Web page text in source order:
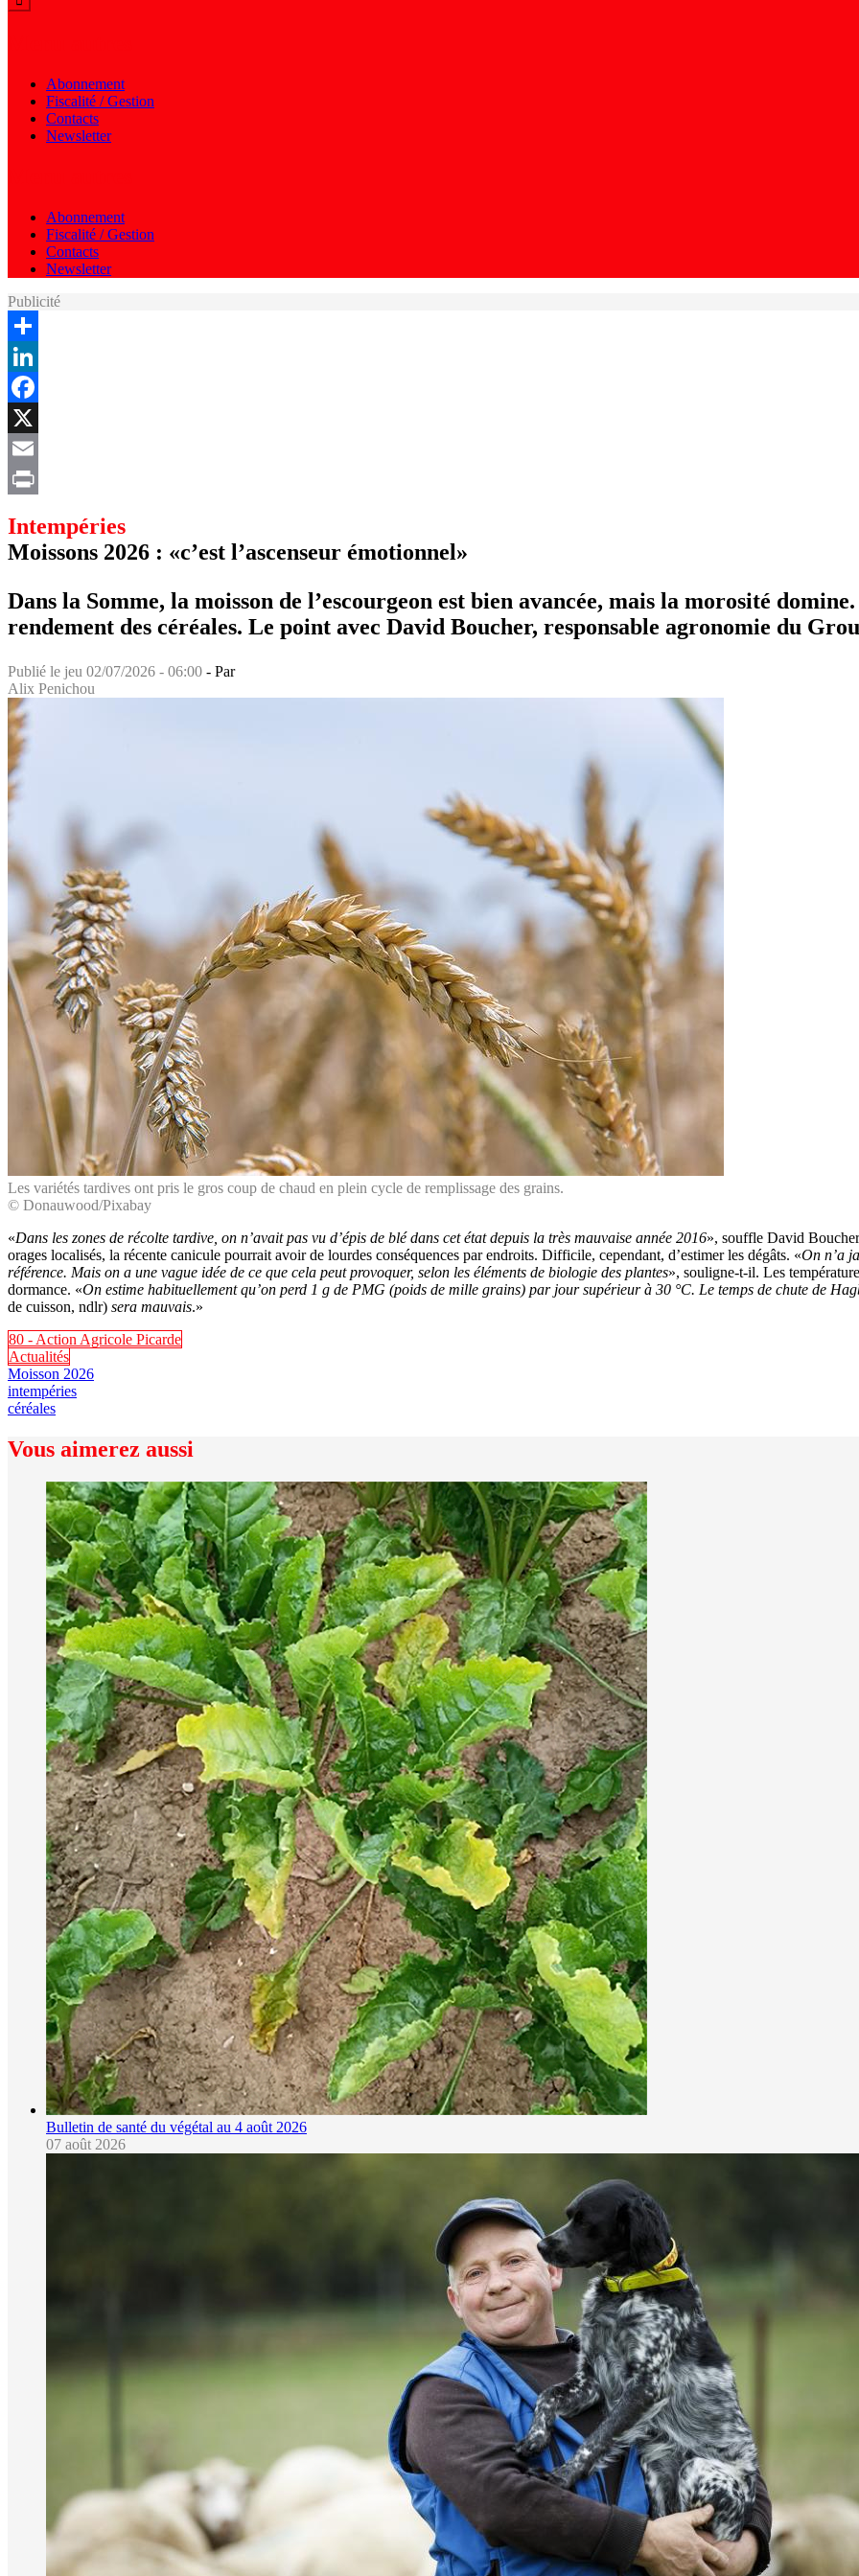
Abonnement
Fiscalité / Gestion
Contacts
Newsletter
Abonnement
Fiscalité / Gestion
Contacts
Newsletter
Publicité
Share
LinkedIn
Facebook
X
Email
Intempéries
Moissons 2026 : «c’est l’ascenseur émotionnel»
Dans la Somme, la moisson de l’escourgeon est bien avancée, mais la morosité
rendement des céréales. Le point avec David Boucher, responsable agronomie du
Publié le jeu 02/07/2026 - 06:00 - Par
Alix Penichou
Les variétés tardives ont pris le gros coup de chaud en plein cycle de remplissage des grains.
© Donauwood/Pixabay
«Dans les zones de récolte tardive, on n’avait pas vu d’épis de blé dans cet état depuis la très mauvaise année 2016», souffle David
orages localisés, la récente canicule pourrait avoir de lourdes conséquences par endroits. Difficile, cependant, d’estimer les dégâts. «On n’a
référence. Mais on a une vague idée de ce que cela peut provoquer, selon les éléments de biologie des plantes», souligne-t-il. Les
dormance. «On estime habituellement qu’on perd 1 g de PMG (poids de mille grains) par jour supérieur à 30 °C. Le temps de chute de
de cuisson, ndlr) sera mauvais.»
80 - Action Agricole Picarde
Actualités
Moisson 2026
intempéries
céréales
Vous aimerez aussi
Bulletin de santé du végétal au 4 août 2026
07 août 2026